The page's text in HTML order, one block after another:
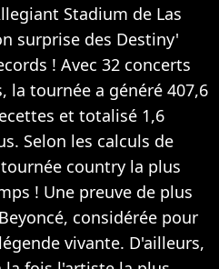
Stadium de Las
surprise des Destiny'
! Avec 32 concerts
la tournée a généré 407,6
et totalisé 1,6
Selon les calculs de
country la plus
! Une preuve de plus
considérée pour
vivante. D'ailleurs,